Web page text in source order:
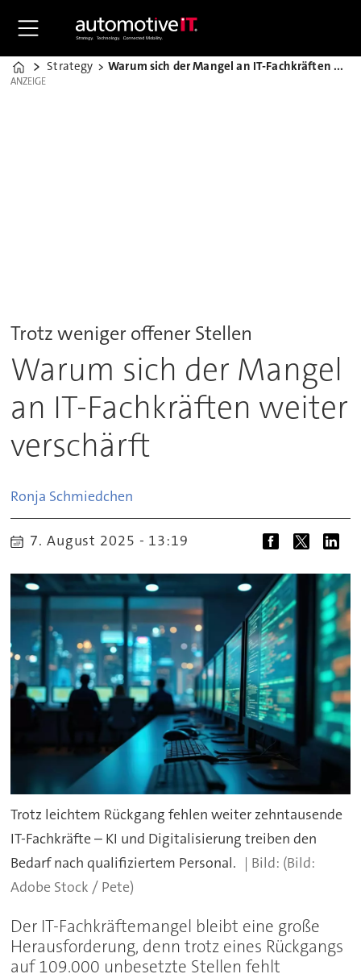
Home
Strategy Warum sich der Mangel an IT-Fachkräften weiter verschärft
ANZEIGE
ANZEIGE
Trotz weniger offener Stellen
Warum sich der Mangel
an IT-Fachkräften weiter
verschärft
Ronja Schmiedchen
7. August 2025 - 13:19
Trotz leichtem Rückgang fehlen weiter zehntausende
IT-Fachkräfte – KI und Digitalisierung treiben den
Bedarf nach qualifiziertem Personal.
(Bild:
Adobe Stock / Pete)
Der IT-Fachkräftemangel bleibt eine große
Herausforderung, denn trotz eines Rückgangs
auf 109.000 unbesetzte Stellen fehlt